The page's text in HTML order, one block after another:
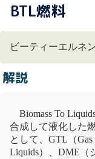
BTL燃料
ビーティーエルネ
解説
Biomass To
合成して液化した
として、GTL（
Liquids）、DME（